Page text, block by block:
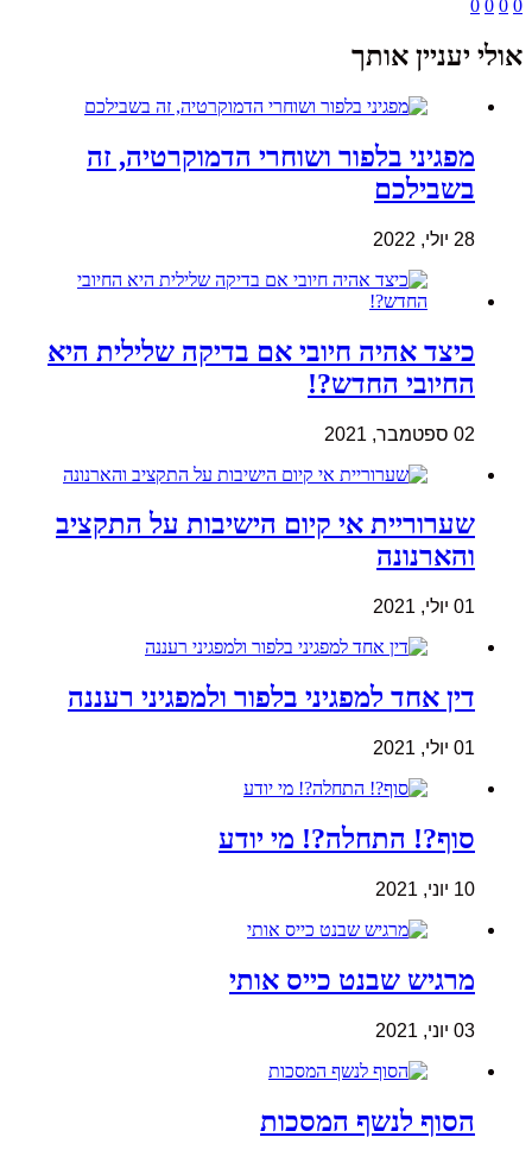
0
0
0
0
אולי יעניין אותך
מפגיני בלפור ושוחרי הדמוקרטיה, זה
בשבילכם
28 יולי, 2022
כיצד אהיה חיובי אם בדיקה שלילית היא
החיובי החדש?!
02 ספטמבר, 2021
שערוריית אי קיום הישיבות על התקציב
והארנונה
01 יולי, 2021
דין אחד למפגיני בלפור ולמפגיני רעננה
01 יולי, 2021
סוף?! התחלה?! מי יודע
10 יוני, 2021
מרגיש שבנט כייס אותי
03 יוני, 2021
הסוף לנשף המסכות